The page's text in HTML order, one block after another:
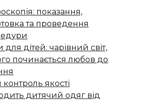
показання,
та проведення
для дітей: чарівний світ,
починається любов до
якості
дитячий одяг від